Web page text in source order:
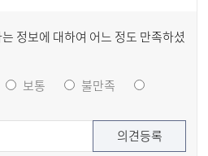
정보에 대하여 어느 정도 만족하셨
보통
불만족